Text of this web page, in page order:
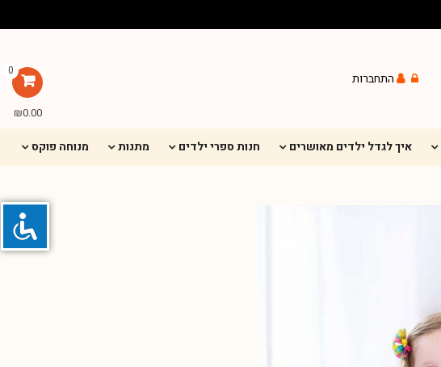
התחברות 0
₪0.00
איך לגדל ילדים מאושרים חנות ספרי ילדים מתנות מנוחה פוקס